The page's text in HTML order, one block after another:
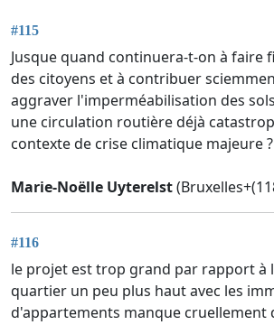
#115
Jusque quand continuera-t-on à faire
des citoyens et à contribuer
aggraver l'imperméabilisation des
une circulation routière déjà
contexte de crise climatique majeure ?
Marie-Noëlle Uyterelst
#116
le projet est trop grand par rapport à
quartier un peu plus haut avec les
d'appartements manque cruellement